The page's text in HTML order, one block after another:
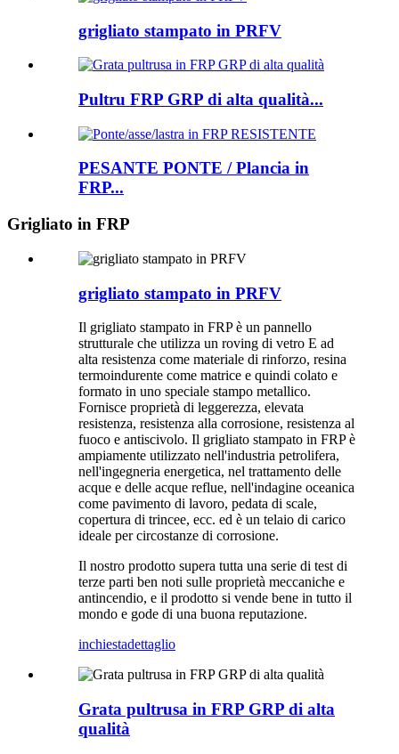
grigliato stampato in PRFV
Pultru FRP GRP di alta qualità...
PESANTE PONTE / Plancia in
FRP...
Grigliato in FRP
grigliato stampato in PRFV
Il grigliato stampato in FRP è un pannello
strutturale che utilizza un roving di vetro E ad
alta resistenza come materiale di rinforzo, resina
termoindurente come matrice e quindi colato e
formato in uno speciale stampo metallico.
Fornisce proprietà di leggerezza, elevata
resistenza, resistenza alla corrosione, resistenza al
fuoco e antiscivolo. Il grigliato stampato in FRP è
ampiamente utilizzato nell'industria petrolifera,
nell'ingegneria energetica, nel trattamento delle
acque e delle acque reflue, nell'indagine oceanica
come pavimento di lavoro, pedata di scale,
copertura di trincee, ecc. ed è un telaio di carico
ideale per circostanze di corrosione.
Il nostro prodotto supera tutta una serie di test di
terze parti ben noti sulle proprietà meccaniche e
antincendio, e il prodotto si vende bene in tutto il
mondo e gode di una buona reputazione.
inchiestadettaglio
Grata pultrusa in FRP GRP di alta
qualità